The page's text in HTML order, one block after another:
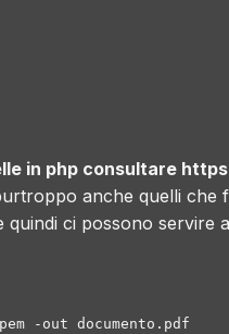
in php consultare
anche quelli che
ci possono servire
-out documento.pdf